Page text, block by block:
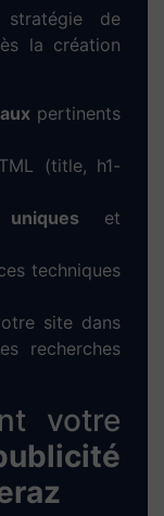
ainsi que
Chaque
utilisateur
et un design
votre
à distance
pour cerner
concurrents
digitale
:Conception